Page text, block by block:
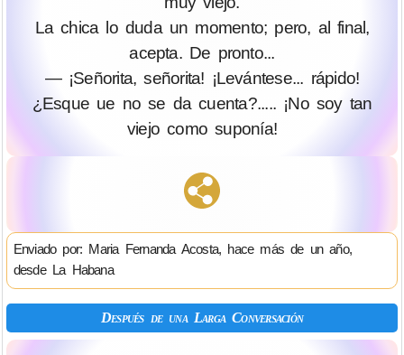
La chica lo duda un momento; pero, al final,
acepta. De pronto...
— ¡Señorita, señorita! ¡Levántese... rápido!
¿Esque ue no se da cuenta?..... ¡No soy tan
viejo como suponía!
Enviado por: Maria Fernanda Acosta, hace más de un año,
desde La Habana
Después de una Larga Conversación